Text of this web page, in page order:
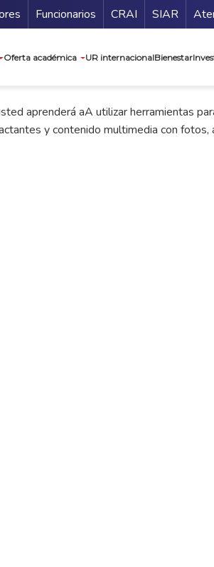
Funcionarios Guía de
CRAI SIAR
Oferta académica UR internacionalBienestar
aprenderá aA utilizar herramientas
y contenido multimedia con